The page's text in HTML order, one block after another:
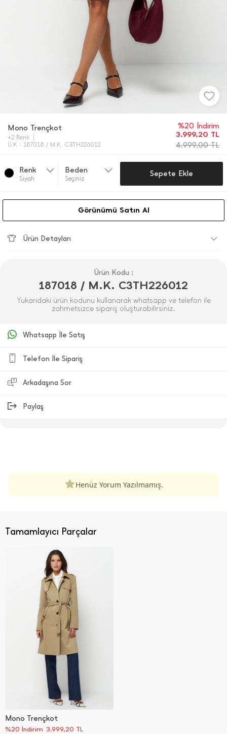
Mono Trençkot
+2 Renk
Ü.K : 187018 / M.K. C3TH226012
%20 İndirim
3.999,20 TL
4.999,00TL
Renk
Si̇yah
Beden
Seçiniz
Sepete Ekle
Görünümü Satın Al
Ürün Detayları
Ürün Kodu :
187018 / M.K. C3TH226012
Yukarıdaki ürün kodunu kullanarak whatsapp ve telefon ile
zahmetsizce sipariş oluşturabilirsiniz.
Whatsapp İle Satış
Telefon İle Sipariş
Arkadaşına Sor
Paylaş
Henüz Yorum Yazılmamış.
Tamamlayıcı Parçalar
Mono Trençkot
%20 İndirim 3.999,20 TL